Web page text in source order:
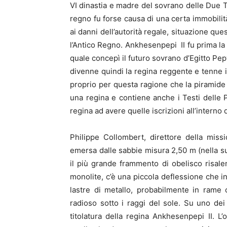
VI dinastia e madre del sovrano delle Due
regno fu forse causa di una certa
ai danni dell’autorità regale, situazione
l’Antico Regno. Ankhesenpepi II fu prima
quale concepì il futuro sovrano d’Egitto
divenne quindi la regina reggente e tenne
proprio per questa ragione che la
una regina e contiene anche i Testi delle
regina ad avere quelle iscrizioni all’interno
Philippe Collombert, direttore della
emersa dalle sabbie misura 2,50 m (nella
il più grande frammento di obelisco
monolite, c’è una piccola deflessione che
lastre di metallo, probabilmente in rame
radioso sotto i raggi del sole. Su uno dei
titolatura della regina Ankhesenpepi II.